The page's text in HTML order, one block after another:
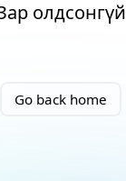
олдсонгүй
Go back home